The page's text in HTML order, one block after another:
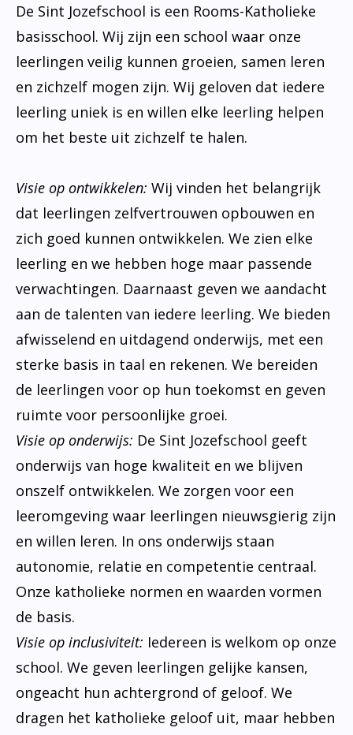
De Sint Jozefschool is een Rooms-Katholieke
basisschool. Wij zijn een school waar onze
leerlingen veilig kunnen groeien, samen leren
en zichzelf mogen zijn. Wij geloven dat iedere
leerling uniek is en willen elke leerling helpen
om het beste uit zichzelf te halen.
Visie op ontwikkelen: Wij vinden het belangrijk
dat leerlingen zelfvertrouwen opbouwen en
zich goed kunnen ontwikkelen. We zien elke
leerling en we hebben hoge maar passende
verwachtingen. Daarnaast geven we aandacht
aan de talenten van iedere leerling. We bieden
afwisselend en uitdagend onderwijs, met een
sterke basis in taal en rekenen. We bereiden
de leerlingen voor op hun toekomst en geven
ruimte voor persoonlijke groei.
Visie op onderwijs: De Sint Jozefschool geeft
onderwijs van hoge kwaliteit en we blijven
onszelf ontwikkelen. We zorgen voor een
leeromgeving waar leerlingen nieuwsgierig zijn
en willen leren. In ons onderwijs staan
autonomie, relatie en competentie centraal.
Onze katholieke normen en waarden vormen
de basis.
Visie op inclusiviteit: Iedereen is welkom op onze
school. We geven leerlingen gelijke kansen,
ongeacht hun achtergrond of geloof. We
dragen het katholieke geloof uit, maar hebben